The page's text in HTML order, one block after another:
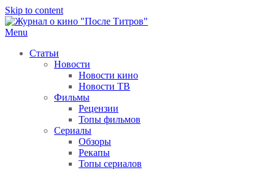
Skip to content
Menu
Статьи
Новости
Новости кино
Новости ТВ
Фильмы
Рецензии
Топы фильмов
Сериалы
Обзоры
Рекапы
Топы сериалов